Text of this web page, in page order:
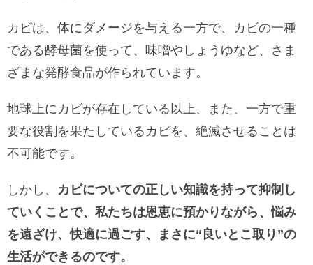
カビは、体にダメージを与える一方で、カビの一種
である酵母菌を使って、味噌やしょうゆなど、さま
ざまな発酵食品が作られています。
地球上にカビが存在している以上、また、一方で重
要な役割を果たしているカビを、絶滅させることは
不可能です。
しかし、 カビについての正しい知識を持って抑制し
ていくことで、私たちは恩恵に預かりながら、悩み
を遠ざけ、快適に過ごす、まさに“良いとこ取り”の
生活ができるのです。